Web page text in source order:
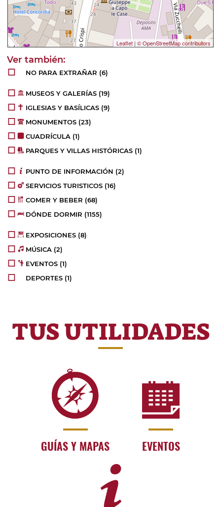
Leaflet | © OpenStreetMap contributors
NO PARA EXTRAÑAR (6)
MUSEOS Y GALERÍAS (19)
IGLESIAS Y BASÍLICAS (9)
MONUMENTOS (23)
CUADRÍCULA (1)
PARQUES Y VILLAS HISTÓRICAS (1)
PUNTO DE INFORMACIÓN (2)
SERVICIOS TURISTICOS (16)
COMER Y BEBER (68)
DÓNDE DORMIR (1155)
EXPOSICIONES (8)
MÚSICA (2)
EVENTOS (1)
DEPORTES (1)
TUS UTILIDADES
GUÍAS Y MAPAS EVENTOS